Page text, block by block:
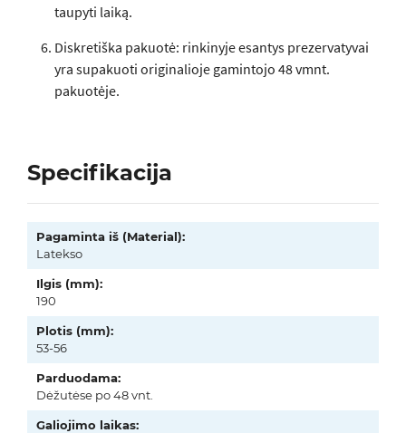
taupyti laiką.
Diskretiška pakuotė: rinkinyje esantys prezervatyvai
yra supakuoti originalioje gamintojo 48 vmnt.
pakuotėje.
Specifikacija
Pagaminta iš (Material):
Latekso
Ilgis (mm):
190
Plotis (mm):
53-56
Parduodama:
Dėžutėse po 48 vnt.
Galiojimo laikas: